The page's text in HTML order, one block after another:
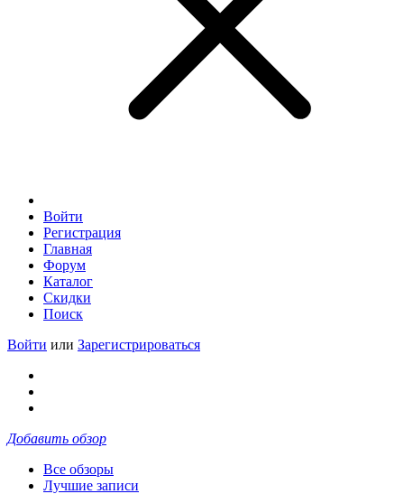
Войти
Регистрация
Главная
Форум
Каталог
Скидки
Поиск
Войти или Зарегистрироваться
Добавить обзор
Все обзоры
Лучшие записи